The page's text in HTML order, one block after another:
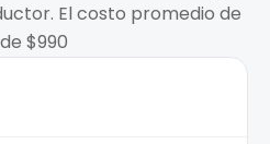
El costo promedio de
$990